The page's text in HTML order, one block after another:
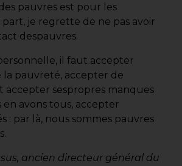
pauvres est pour les
je regrette de ne pas avoir
despauvres.
il faut accepter
pauvreté, accepter de
accepter sespropres manques
avons tous, accepter
: par là, nous sommes pauvres
ancien directeur général du